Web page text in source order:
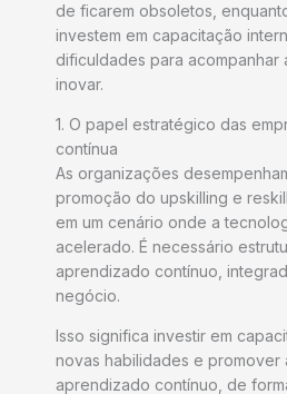
de ficarem obsoletos,
investem em capacitação
dificuldades para acompanhar
inovar.
1. O papel estratégico das
contínua
As organizações
promoção do upskilling e
em um cenário onde a
acelerado. É necessário
aprendizado contínuo,
negócio.
Isso significa investir em
novas habilidades e promover
aprendizado contínuo, de